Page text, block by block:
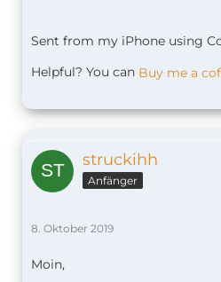
Sent from my iPhone using
Helpful? You can Buy me a
struckihh
Anfänger
8. Oktober 2019
Moin,